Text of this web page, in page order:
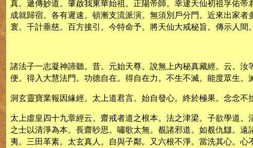
真。遞傳妙道。肇啟我東華始祖。正陽帝師。幸逮天仙初祖孚佑
成就歸宿。各有遲速。頓漸支流派演。無須別戶分門。近來出家
寰。千計垂慈。百方接引。今特命予。將天仙大戒秘旨。傳示人間
諸法子一志凝神諦聽。昔。元始天尊。說無上內秘真藏經。云。
便。得入大慧法門。功德自在。得自在力。不生不滅。能度眾生。
洞玄靈寶業報因緣經。太上道君言。始自發心。終於極果。念念
太上虛皇四十九章經云。齋戒者道之根本。法之津梁。子欲學道
之士以清淨為本。長齋眇思。嘯歌太無。覩諸邪道。如覩仇讎。
夷。三田革素。太玄真人。自與子鄰。又六根不淨。當洗其心。心